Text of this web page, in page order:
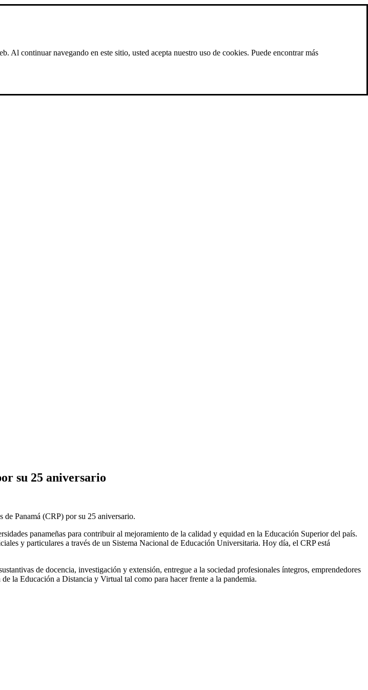
continuar navegando en este sitio, usted acepta nuestro uso de cookies. Puede encontrar más
su 25 aniversario
Panamá (CRP) por su 25 aniversario.
panameñas para contribuir al mejoramiento de la calidad y equidad en la Educación Superior del país.
y particulares a través de un Sistema Nacional de Educación Universitaria. Hoy día, el CRP está
de docencia, investigación y extensión, entregue a la sociedad profesionales íntegros, emprendedores
la Educación a Distancia y Virtual tal como para hacer frente a la pandemia.